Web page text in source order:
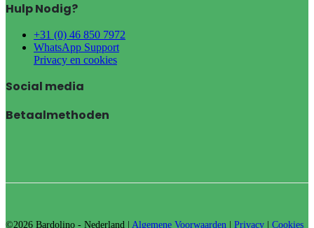
Hulp Nodig?
+31 (0) 46 850 7972
WhatsApp Support
Privacy en cookies
Social media
Betaalmethoden
©2026 Bardolino - Nederland | Algemene Voorwaarden Privacy Cookies